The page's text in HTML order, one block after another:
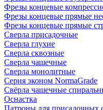
Фрезы концевые
Фрезы концевые прямые
Фрезы концевые прямые
Сверла присадочные
Сверла глухие
Сверла сквозные
Сверла чашечные
Сверла монолитные
Серия эконом NormaGrade
Свёрла чашечные
Оснастка
Патроны для присадочных